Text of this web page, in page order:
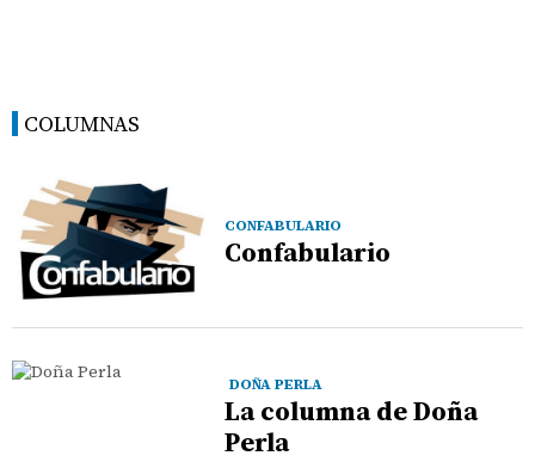
COLUMNAS
CONFABULARIO
Confabulario
DOÑA PERLA
La columna de Doña
Perla